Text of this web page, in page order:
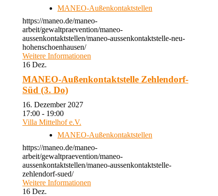
MANEO-Außenkontaktstellen
https://maneo.de/maneo-
arbeit/gewaltpraevention/maneo-
aussenkontaktstellen/maneo-aussenkontaktstelle-neu-
hohenschoenhausen/
Weitere Informationen
16 Dez.
MANEO-Außenkontaktstelle Zehlendorf-
Süd (3. Do)
16. Dezember 2027
17:00 - 19:00
Villa Mittelhof e.V.
MANEO-Außenkontaktstellen
https://maneo.de/maneo-
arbeit/gewaltpraevention/maneo-
aussenkontaktstellen/maneo-aussenkontaktstelle-
zehlendorf-sued/
Weitere Informationen
16 Dez.